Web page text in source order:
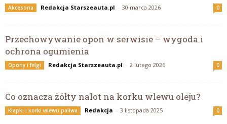
Akcesoria Redakcja Starszeauta.pl - 30 marca 2026 0
Przechowywanie opon w serwisie – wygoda i
ochrona ogumienia
Opony i felgi Redakcja Starszeauta.pl - 2 lutego 2026 0
Co oznacza żółty nalot na korku wlewu oleju?
Klapki i korki wlewu paliwa Redakcja - 3 listopada 2025 0